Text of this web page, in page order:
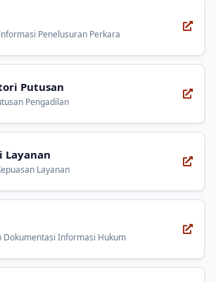
Penelusuran Perkara
Putusan
Pengadilan
Layanan
Layanan
Dokumentasi Informasi Hukum